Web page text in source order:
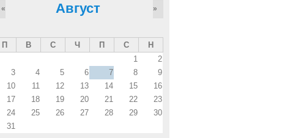
Август
« »
П В С Ч П С
Н
1
2
3
4 5 6 7 8
9
10
11 12 13 14 15
16
17
18 19 20 21 22
23
24
25 26 27 28 29
30
31